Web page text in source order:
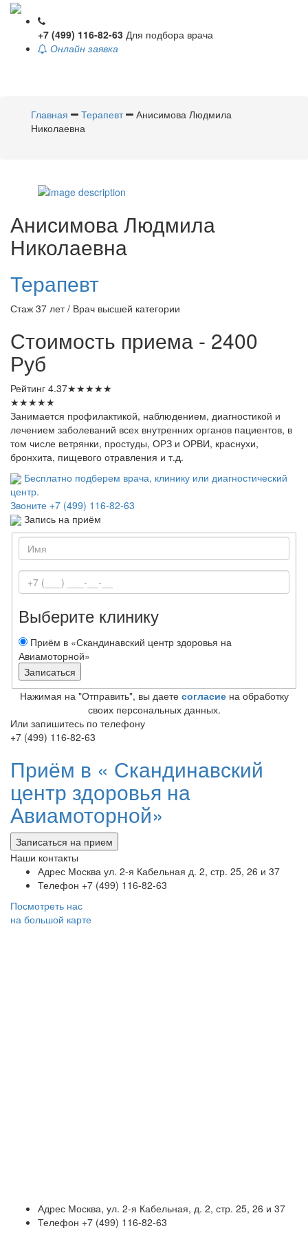
+7 (499) 116-82-63 Для подбора врача
Онлайн заявка
Главная
Терапевт
Анисимова Людмила
Николаевна
АнисимоваЛюдмила
Николаевна
Терапевт
Стаж 37 лет / Врач высшей категории
Стоимость приема - 2400
Руб
Рейтинг 4.37★★★★★
★★★★★
Занимается профилактикой, наблюдением, диагностикой и
лечением заболеваний всех внутренних органов пациентов, в
том числе ветрянки, простуды, ОРЗ и ОРВИ, краснухи,
бронхита, пищевого отравления и т.д.
Бесплатно подберем врача, клинику или диагностический
центр.
Звоните +7 (499) 116-82-63
Запись на приём
Выберите клинику
Приём в «Скандинавский центр здоровья на
Авиамоторной»
Нажимая на "Отправить", вы даете согласиена обработку
своих персональных данных.
Или запишитесь по телефону
+7 (499) 116-82-63
Приём в « Скандинавский
центр здоровья на
Авиамоторной»
Записаться на прием
Наши контакты
Адрес Москва ул. 2-я Кабельная д. 2, стр. 25, 26 и 37
Телефон +7 (499) 116-82-63
Посмотреть нас
на большой карте
Адрес Москва, ул. 2-я Кабельная, д. 2, стр. 25, 26 и 37
Телефон +7 (499) 116-82-63